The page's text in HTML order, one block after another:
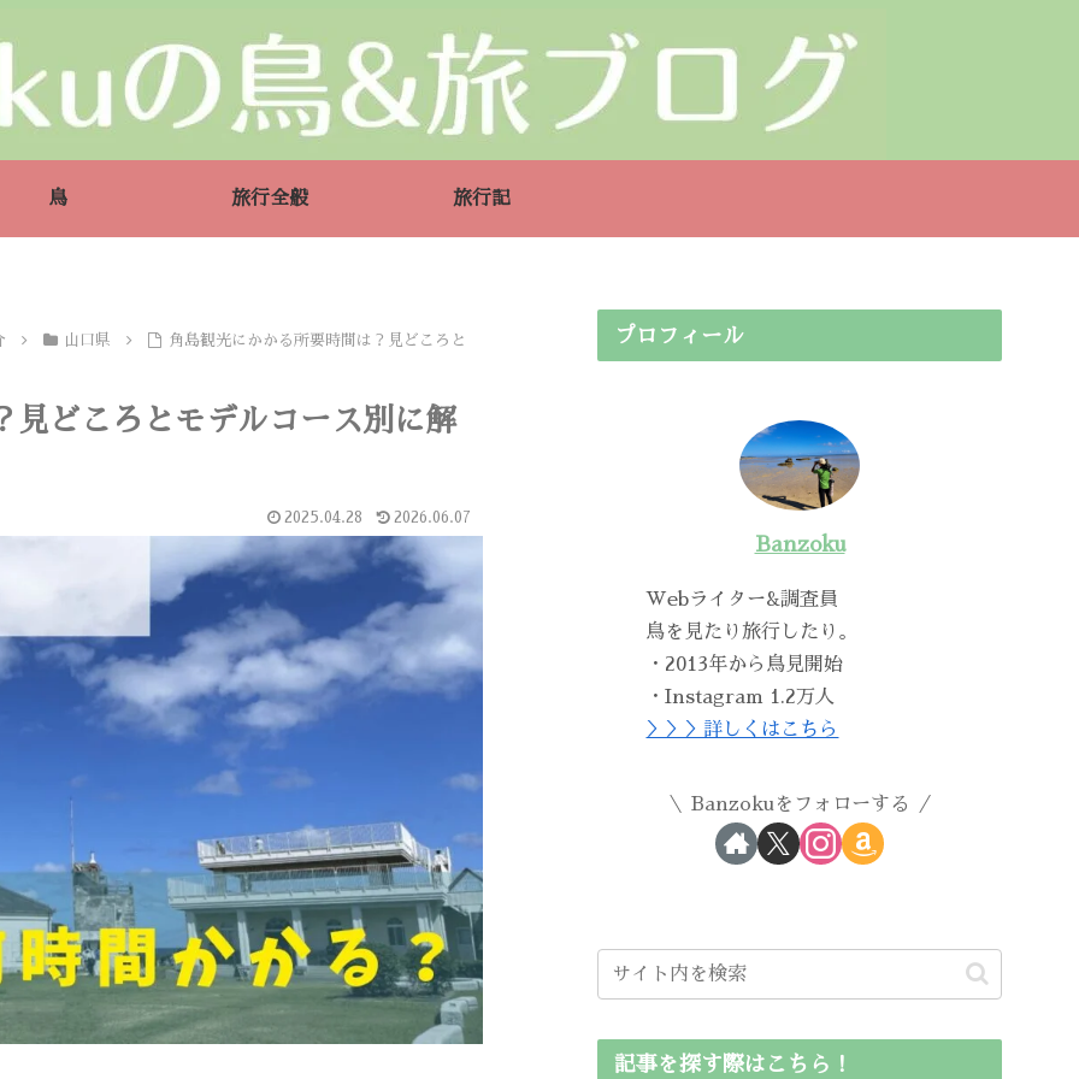
鳥 旅行全般 旅行記
山口県 角島観光にかかる所要時間は？見どころと
見どころとモデルコース別に解
2025.04.28 2026.06.07
プロフィール
Banzoku
Webライター&調査員
鳥を見たり旅行したり。
・2013年から鳥見開始
・Instagram 1.2万人
＞＞＞詳しくはこちら
Banzokuをフォローする
記事を探す際はこちら！